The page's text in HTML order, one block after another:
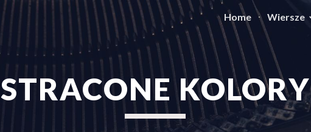
Skip to navigation Home Wiersze
STRACONE KOLORY